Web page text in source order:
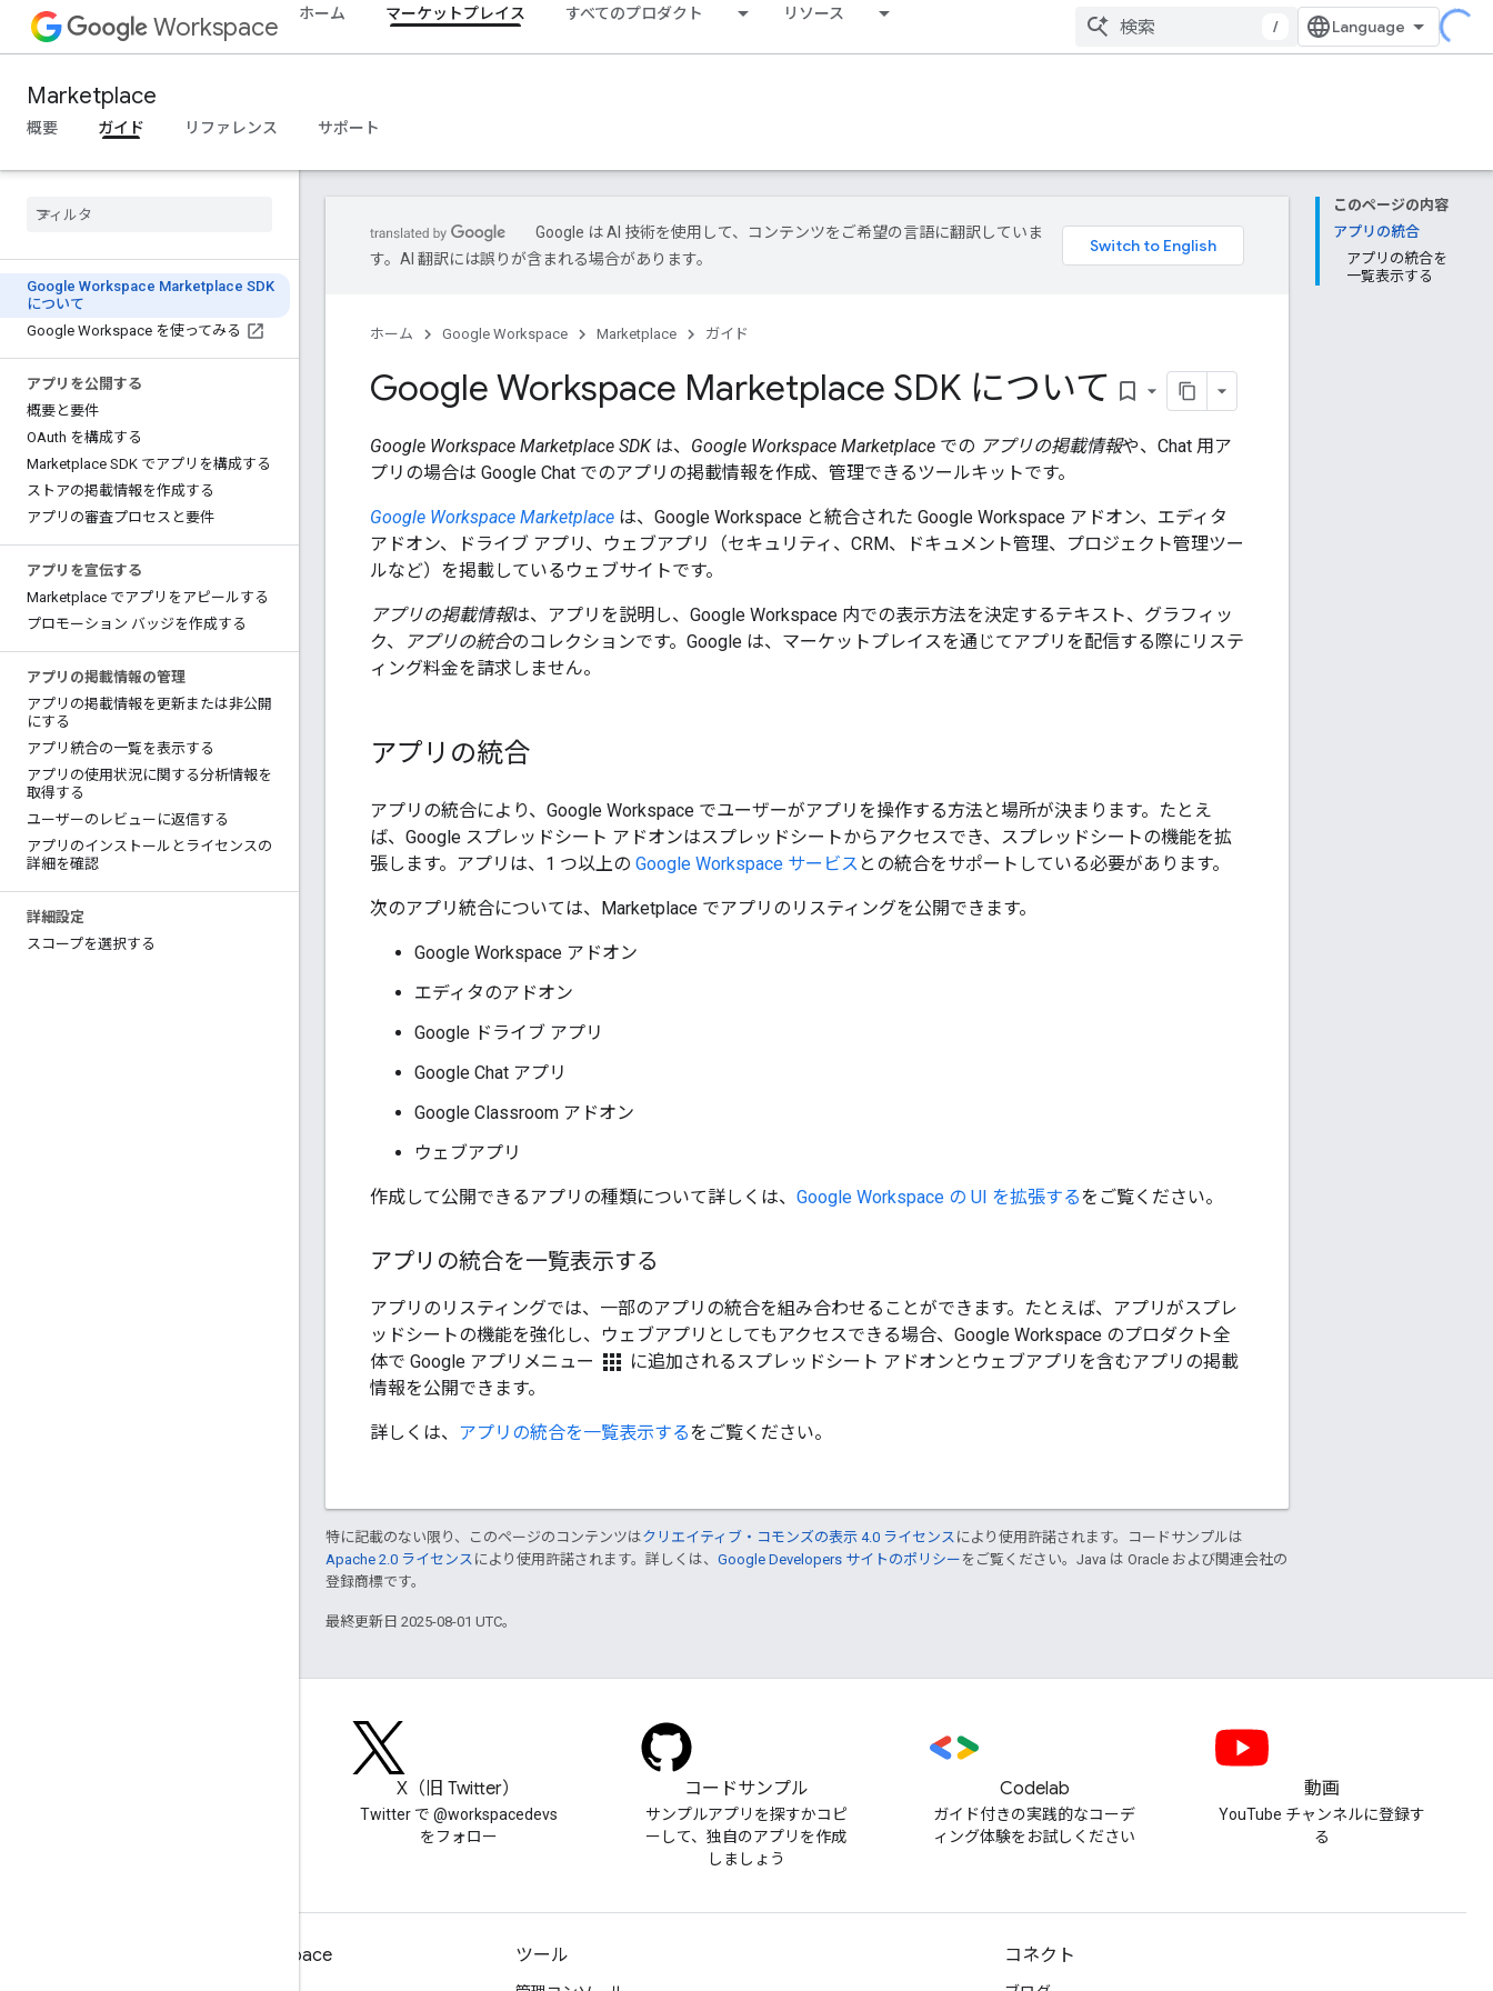
Workspace ホーム マーケットプレイス すべてのプロダクト リソース
/
Marketplace
概要 ガイド リファレンス サポート
Google Workspace Marketplace SDK
について
Google Workspace を使ってみる
アプリを公開する
概要と要件
OAuth を構成する
Marketplace SDK でアプリを構成する
ストアの掲載情報を作成する
アプリの審査プロセスと要件
アプリを宣伝する
Marketplace でアプリをアピールする
プロモーション バッジを作成する
アプリの掲載情報の管理
アプリの掲載情報を更新または非公開
にする
アプリ統合の一覧を表示する
アプリの使用状況に関する分析情報を
取得する
ユーザーのレビューに返信する
アプリのインストールとライセンスの
詳細を確認
詳細設定
スコープを選択する
このページの内容
アプリの統合
アプリの統合を
一覧表示する
Google は AI 技術を使用して、コンテンツをご希望の言語に翻訳していま
す。AI 翻訳には誤りが含まれる場合があります。
ホーム Google Workspace Marketplace ガイド
Google Workspace Marketplace SDK について bookmark_border
Google Workspace Marketplace SDKは、 Google Workspace Marketplace での アプリの掲載情報や、Chat 用ア
プリの場合は Google Chat でのアプリの掲載情報を作成、管理できるツールキットです。
Google Workspace Marketplace は、Google Workspace と統合された Google Workspace アドオン、エディタ
アドオン、ドライブ アプリ、ウェブアプリ（セキュリティ、CRM、ドキュメント管理、プロジェクト管理ツー
ルなど）を掲載しているウェブサイトです。
アプリの掲載情報は、アプリを説明し、Google Workspace 内での表示方法を決定するテキスト、グラフィッ
ク、
アプリの統合のコレクションです。Google は、マーケットプレイスを通じてアプリを配信する際にリステ
ィング料金を請求しません。
アプリの統合
アプリの統合により、Google Workspace でユーザーがアプリを操作する方法と場所が決まります。たとえ
ば、Google スプレッドシート アドオンはスプレッドシートからアクセスでき、スプレッドシートの機能を拡
張します。アプリは、1 つ以上の Google Workspace サービス との統合をサポートしている必要があります。
次のアプリ統合については、Marketplace でアプリのリスティングを公開できます。
Google Workspace アドオン
エディタのアドオン
Google ドライブ アプリ
Google Chat アプリ
Google Classroom アドオン
ウェブアプリ
作成して公開できるアプリの種類について詳しくは、 Google Workspace の UI を拡張するをご覧ください。
アプリの統合を一覧表示する
アプリのリスティングでは、一部のアプリの統合を組み合わせることができます。たとえば、アプリがスプレ
ッドシートの機能を強化し、ウェブアプリとしてもアクセスできる場合、Google Workspace のプロダクト全
体で Google アプリメニュー apps に追加されるスプレッドシート アドオンとウェブアプリを含むアプリの掲載
情報を公開できます。
詳しくは、 アプリの統合を一覧表示するをご覧ください。
特に記載のない限り、このページのコンテンツはクリエイティブ・コモンズの表示 4.0 ライセンス により使用許諾されます。コードサンプルは
Apache 2.0 ライセンス により使用許諾されます。詳しくは、 Google Developers サイトのポリシー をご覧ください。Java は Oracle および関連会社の
登録商標です。
最終更新日 2025-08-01 UTC。
X（旧 Twitter）
Twitter で @workspacedevs
をフォロー
コードサンプル
サンプルアプリを探すかコピ
ーして、独自のアプリを作成
しましょう
Codelab
ガイド付きの実践的なコーデ
ィング体験をお試しください
動画
YouTube チャンネルに登録す
る
デベロッパー向け Google Workspace ツール コネクト